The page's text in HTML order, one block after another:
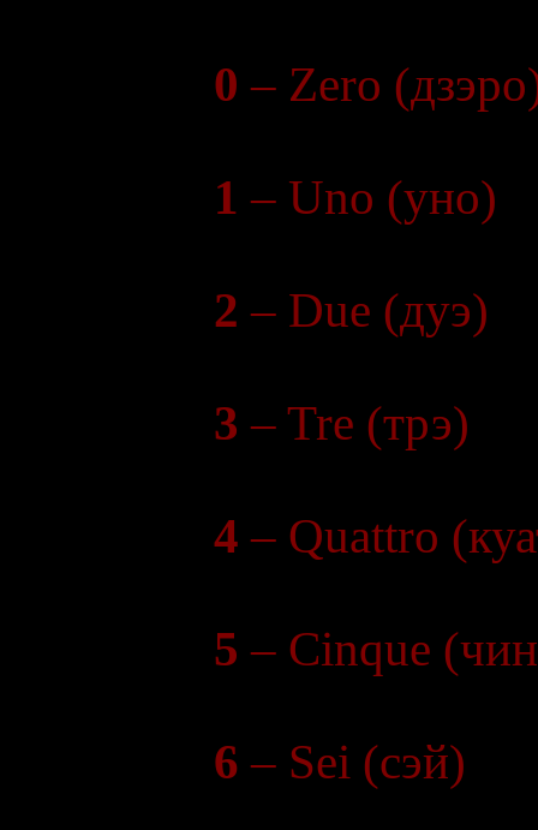
0 – Zero
1 – Uno (уно)
2 – Due (дуэ)
3 – Tre (трэ)
4 – Quattro
5 – Cinque
6 – Sei (сэй)